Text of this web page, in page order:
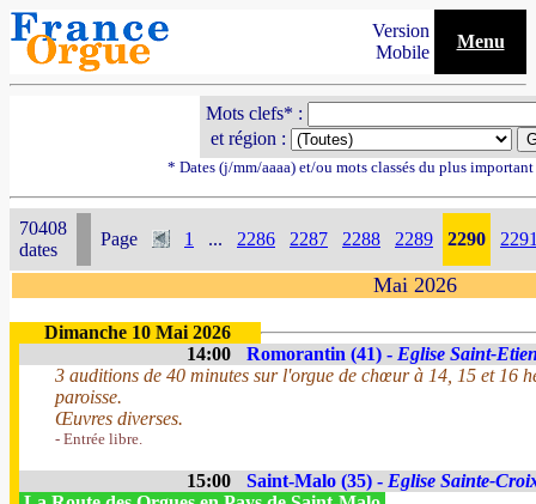
Version
Mobile
Menu
Mots clefs* :
et région :
* Dates (j/mm/aaaa) et/ou mots classés du plus
70408
dates
Page 1 ... 2286 2287 2288 2289 2290
Mai 2026
Dimanche 10 Mai 2026
14:00
Romorantin (41) - Eglise Saint-
3 auditions de 40 minutes sur l'orgue de chœur à 14, 15 et 16
paroisse.
Œuvres diverses.
- Entrée libre.
15:00 Saint-Malo (35) - Eglise Sainte-